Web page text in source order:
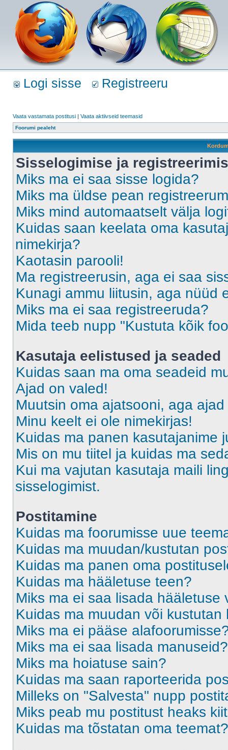
Logi sisse Registreeru
Vaata vastamata postitusi | Vaata aktiivseid teemasid
Foorumi pealeht
Sisselogimise ja
Miks ma ei saa sisse logida?
Miks ma üldse pean
Miks mind automaatselt välja
Kuidas saan keelata oma
nimekirja?
Kaotasin parooli!
Ma registreerusin, aga ei saa
Kunagi ammu liitusin, aga nüüd
Miks ma ei saa registreeruda?
Mida teeb nupp "Kustuta kõik
Kasutaja eelistused ja seaded
Kuidas saan ma oma seadeid
Ajad on valed!
Muutsin oma ajatsooni, aga
Minu keelt ei ole nimekirjas!
Kuidas ma panen kasutajanime
Mis on mu tiitel ja kuidas ma
Kui ma vajutan kasutaja maili
sisselogimist.
Postitamine
Kuidas ma foorumisse uue
Kuidas ma muudan/kustutan
Kuidas ma panen oma
Kuidas ma hääletuse teen?
Miks ma ei saa lisada hääletuse
Kuidas ma muudan või kustutan
Miks ma ei pääse
Miks ma ei saa lisada manuseid?
Miks ma hoiatuse sain?
Kuidas ma saan raporteerida
Milleks on "Salvesta" nupp
Miks peab mu postitust heaks
Kuidas ma tõstatan oma teemat?